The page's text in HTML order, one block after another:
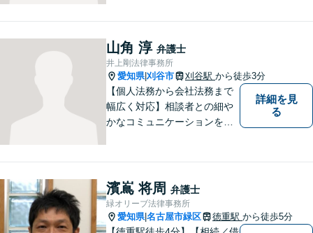
サービスを提供。【駐車場完
備】
山角 淳 弁護士
井上剛法律事務所
愛知県|刈谷市 刈谷駅 から徒歩3分
【個人法務から会社法務まで
幅広く対応】相談者との細や
かなコミュニケーションを大
ら、お早めにご相談くださ
い。【JR在来線「刈谷駅」4
分】【駐車場あり】
詳細を見
る
濱嶌 将周 弁護士
緑オリーブ法律事務所
愛知県|名古屋市緑区 徳重駅 から徒歩5分